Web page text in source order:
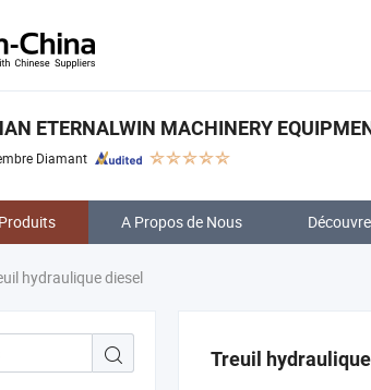
ETERNALWIN MACHINERY
Diamant
Produits A Propos de Nous
hydraulique diesel
Treuil